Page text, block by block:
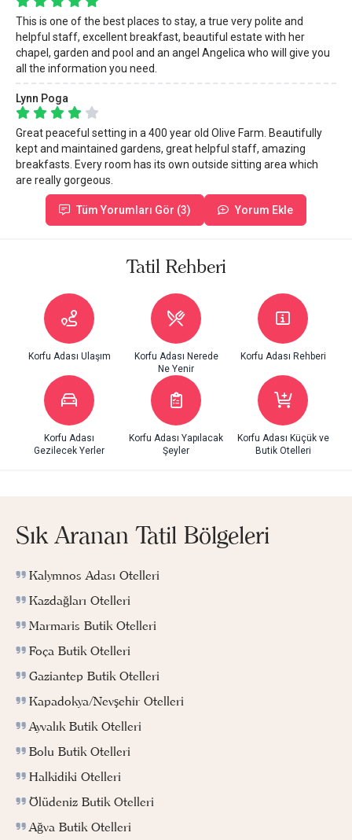
This is one of the best places to stay, a true very polite and
helpful staff, excellent breakfast, beautiful estate with her
chapel, garden and pool and an angel Angelica who will give you
all the information you need.
Lynn Poga
Great peaceful setting in a 400 year old Olive Farm. Beautifully​
kept and maintained gardens, great helpful staff, amazing
breakfasts. Every room has its own outside sitting area which
are really gorgeous.
Tüm Yorumları Gör (3) Yorum Ekle
Tatil Rehberi
Korfu Adası Ulaşım
Korfu Adası Nerede
Ne Yenir
Korfu Adası Rehberi
Korfu Adası
Gezilecek Yerler
Korfu Adası Yapılacak
Şeyler
Korfu Adası Küçük ve
Butik Otelleri
Sık Aranan Tatil Bölgeleri
Kalymnos Adası Otelleri
Kazdağları Otelleri
Marmaris Butik Otelleri
Foça Butik Otelleri
Gaziantep Butik Otelleri
Kapadokya/Nevşehir Otelleri
Ayvalık Butik Otelleri
Bolu Butik Otelleri
Halkidiki Otelleri
Ölüdeniz Butik Otelleri
Ağva Butik Otelleri